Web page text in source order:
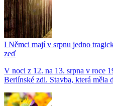
I Němci mají v srpnu jedno
zeď
V noci z 12. na 13. srpna v roce
Berlínské zdi. Stavba, která měla